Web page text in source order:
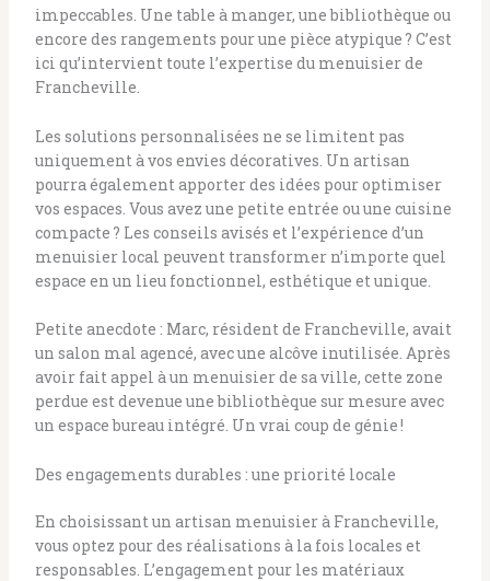
impeccables. Une table à manger, une bibliothèque ou
encore des rangements pour une pièce atypique ? C’est
ici qu’intervient toute l’expertise du menuisier de
Francheville.
Les solutions personnalisées ne se limitent pas
uniquement à vos envies décoratives. Un artisan
pourra également apporter des idées pour optimiser
vos espaces. Vous avez une petite entrée ou une cuisine
compacte ? Les conseils avisés et l’expérience d’un
menuisier local peuvent transformer n’importe quel
espace en un lieu fonctionnel, esthétique et unique.
Petite anecdote : Marc, résident de Francheville, avait
un salon mal agencé, avec une alcôve inutilisée. Après
avoir fait appel à un menuisier de sa ville, cette zone
perdue est devenue une bibliothèque sur mesure avec
un espace bureau intégré. Un vrai coup de génie !
Des engagements durables : une priorité locale
En choisissant un artisan menuisier à Francheville,
vous optez pour des réalisations à la fois locales et
responsables. L’engagement pour les matériaux